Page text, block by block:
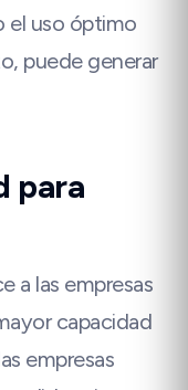
el uso óptimo
puede generar
para
a las empresas
capacidad
empresas